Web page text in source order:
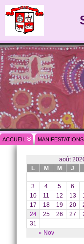
ACCUEIL MANIFESTATIONS
août
L
M M J
« Nov
3
4 5 6
10
11 12 13
17
18 19 20
24
25 26 27
31